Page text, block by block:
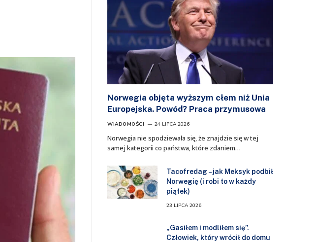
Norwegia objęta wyższym cłem niż Unia
Europejska. Powód? Praca przymusowa
WIADOMOŚCI 24 LIPCA 2026
Norwegia nie spodziewała się, że znajdzie się w tej
samej kategorii co państwa, które zdaniem…
Tacofredag – jak Meksyk podbił
Norwegię (i robi to w każdy
piątek)
23 LIPCA 2026
„Gasiłem i modliłem się”.
Człowiek, który wrócił do domu